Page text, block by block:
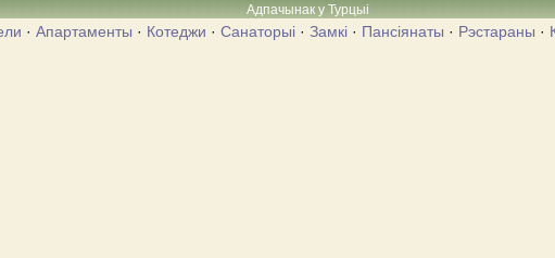
Адпачынак у Турцыі
· Апартаменты · Котеджи · Санаторыі· Замкі· Пансіянаты · Рэстараны ·